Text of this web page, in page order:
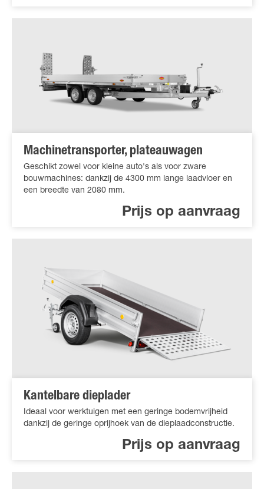
Machinetransporter, plateauwagen
Geschikt zowel voor kleine auto's als voor zware
bouwmachines: dankzij de 4300 mm lange laadvloer en
een breedte van 2080 mm.
Prijs op aanvraag
Kantelbare dieplader
Ideaal voor werktuigen met een geringe bodemvrijheid
dankzij de geringe oprijhoek van de dieplaadconstructie.
Prijs op aanvraag